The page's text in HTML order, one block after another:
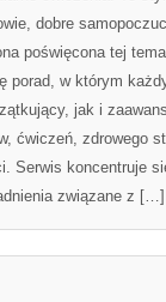
dobre
poświęcona tej
porad, w którym
jak i
ćwiczeń, zdrowego
Serwis koncentruje
związane z […]